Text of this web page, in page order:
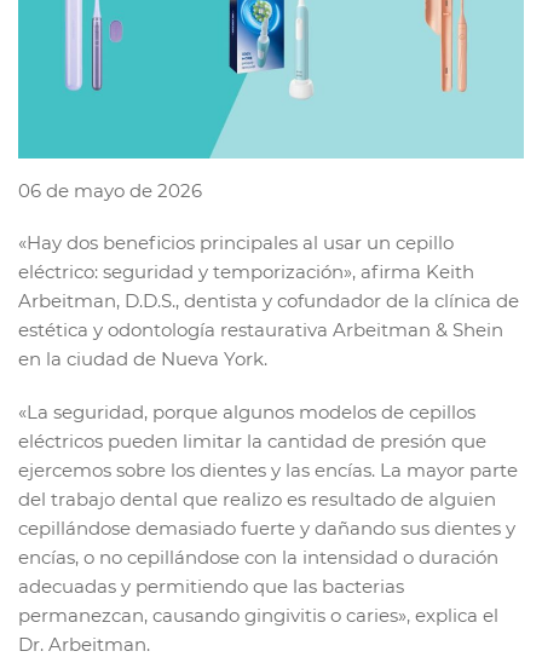
06 de mayo de 2026
«Hay dos beneficios principales al usar un cepillo
eléctrico: seguridad y temporización», afirma Keith
Arbeitman, D.D.S., dentista y cofundador de la clínica de
estética y odontología restaurativa Arbeitman & Shein
en la ciudad de Nueva York.
«La seguridad, porque algunos modelos de cepillos
eléctricos pueden limitar la cantidad de presión que
ejercemos sobre los dientes y las encías. La mayor parte
del trabajo dental que realizo es resultado de alguien
cepillándose demasiado fuerte y dañando sus dientes y
encías, o no cepillándose con la intensidad o duración
adecuadas y permitiendo que las bacterias
permanezcan, causando gingivitis o caries», explica el
Dr. Arbeitman.